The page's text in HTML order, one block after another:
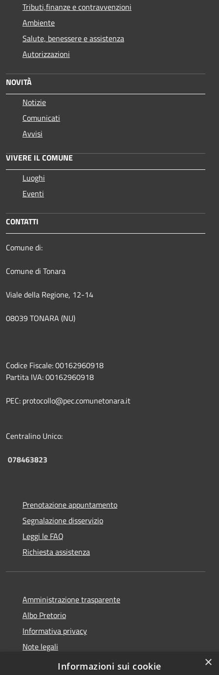
Tributi,finanze e contravvenzioni
Ambiente
Salute, benessere e assistenza
Autorizzazioni
NOVITÀ
Notizie
Comunicati
Avvisi
VIVERE IL COMUNE
Luoghi
Eventi
CONTATTI
Comune di:
Comune di Tonara
Viale della Regione, 12-14
08039 TONARA (NU)
Codice Fiscale: 00162960918
Partita IVA: 00162960918
PEC: protocollo@pec.comunetonara.it
Centralino Unico:
078463823
Prenotazione appuntamento
Segnalazione disservizio
Leggi le FAQ
Richiesta assistenza
Amministrazione trasparente
Albo Pretorio
Informativa privacy
Note legali
Dichiarazione di accessibilità
×
Informazioni sui cookie